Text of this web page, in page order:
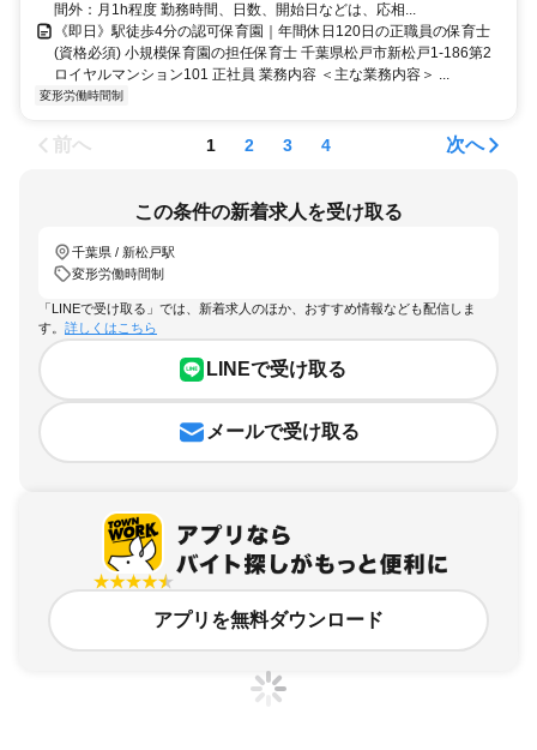
間外：月1h程度 勤務時間、日数、開始日などは、応相...
《即日》駅徒歩4分の認可保育園｜年間休日120日の正職員の保育士
(資格必須) 小規模保育園の担任保育士 千葉県松戸市新松戸1-186第2
ロイヤルマンション101 正社員 業務内容 ＜主な業務内容＞ ...
変形労働時間制
前へ 1 2 3 4 次へ
この条件の新着求人を受け取る
千葉県 / 新松戸駅
変形労働時間制
「LINEで受け取る」では、新着求人のほか、おすすめ情報なども配信しま
す。 詳しくはこちら
LINEで受け取る
メールで受け取る
アプリを無料ダウンロード